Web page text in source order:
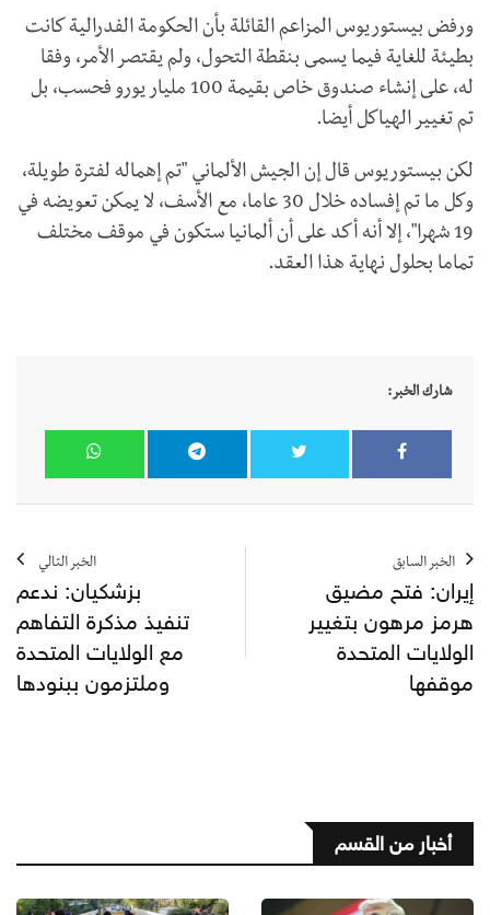
ورفض بيستوريوس المزاعم القائلة بأن الحكومة الفدرالية كانت
بطيئة للغاية فيما يسمى بنقطة التحول، ولم يقتصر الأمر، وفقا
له، على إنشاء صندوق خاص بقيمة 100 مليار يورو فحسب، بل
تم تغيير الهياكل أيضا.
لكن بيستوريوس قال إن الجيش الألماني "تم إهماله لفترة طويلة،
وكل ما تم إفساده خلال 30 عاما، مع الأسف، لا يمكن تعويضه في
19 شهرا"، إلا أنه أكد على أن ألمانيا ستكون في موقف مختلف
تماما بحلول نهاية هذا العقد.
شارك الخبر:
الخبر السابق
إيران: فتح مضيق
هرمز مرهون بتغيير
الولايات المتحدة
موقفها
الخبر التالي
بزشكيان: ندعم
تنفيذ مذكرة التفاهم
مع الولايات المتحدة
وملتزمون ببنودها
أخبار من القسم